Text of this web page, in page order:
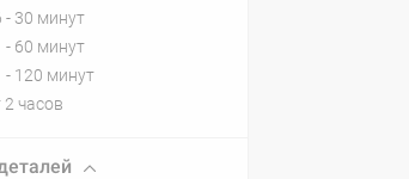
- 30 минут
- 60 минут
- 120 минут
2 часов